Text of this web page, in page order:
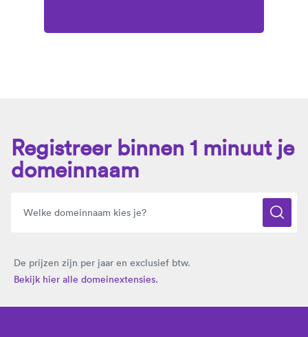
Registreer binnen 1 minuut je
domeinnaam
De prijzen zijn per jaar en exclusief btw.
Bekijk hier alle domeinextensies.